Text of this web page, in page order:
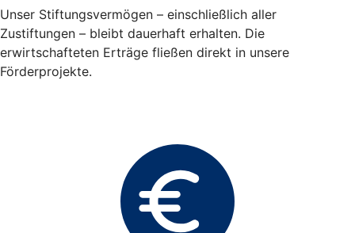
Unser Stiftungsvermögen – einschließlich aller
Zustiftungen – bleibt dauerhaft erhalten. Die
erwirtschafteten Erträge fließen direkt in unsere
Förderprojekte.